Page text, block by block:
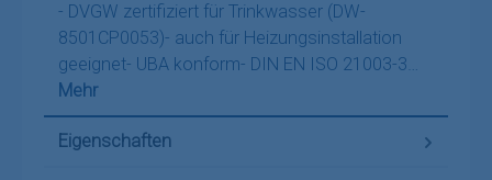
- DVGW zertifiziert für Trinkwasser (DW-
8501CP0053)- auch für Heizungsinstallation
geeignet- UBA konform- DIN EN ISO 21003-3…
Mehr
Eigenschaften